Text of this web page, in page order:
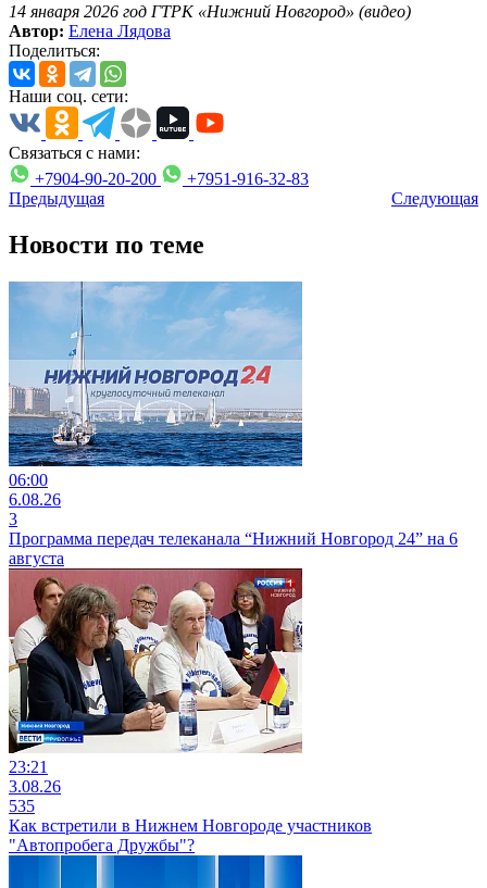
14 января 2026 год ГТРК «Нижний Новгород» (видео)
Автор: Елена Лядова
Поделиться:
Наши соц. сети:
Связаться с нами:
+7904-90-20-200
+7951-916-32-83
Предыдущая
Следующая
Новости по теме
06:00
6.08.26
3
Программа передач телеканала “Нижний Новгород 24” на 6
августа
23:21
3.08.26
535
Как встретили в Нижнем Новгороде участников
"Автопробега Дружбы"?